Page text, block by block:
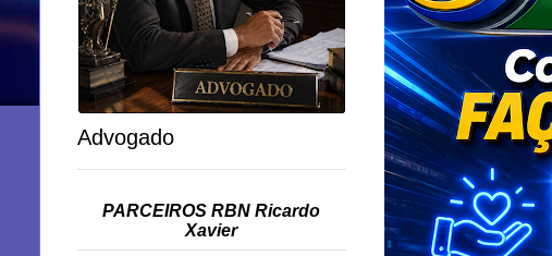
Advogado
PARCEIROS RBN Ricardo
Xavier